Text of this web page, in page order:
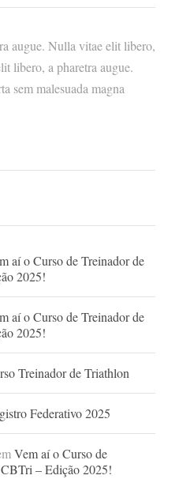
augue. Nulla vitae elit libero,
libero, a pharetra augue.
sem malesuada magna
aí o Curso de Treinador de
2025!
aí o Curso de Treinador de
2025!
Treinador de Triathlon
Federativo 2025
Vem aí o Curso de
– Edição 2025!